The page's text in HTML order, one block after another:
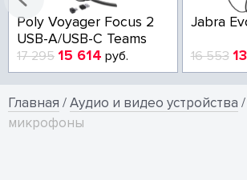
Poly Voyager Focus 2
USB-A/USB-C Teams
17 295 15 614 руб.
Jabra
16 553
Главная /Аудио и видео устройства /
микрофоны